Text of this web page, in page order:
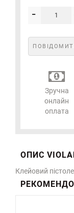
Зручна
онлайн
оплата
ОПИС
Клейовий